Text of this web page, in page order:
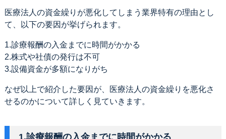
医療法人の資金繰りが悪化してしまう業界特有の理由とし
て、以下の要因が挙げられます。
1.診療報酬の入金までに時間がかかる
2.株式や社債の発行は不可
3.設備資金が多額になりがち
なぜ以上で紹介した要因が、医療法人の資金繰りを悪化さ
せるのかについて詳しく見ていきます。